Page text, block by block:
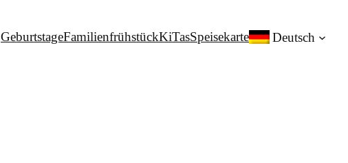
GeburtstageFamilienfrühstückKiTasSpeisekarte Deutsch